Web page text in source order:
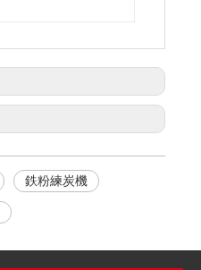
鉄粉練炭機